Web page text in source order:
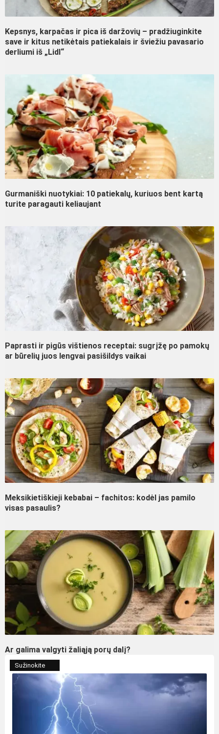
Kepsnys, karpačas ir pica iš daržovių – pradžiuginkite
save ir kitus netikėtais patiekalais ir šviežiu pavasario
derliumi iš „Lidl“
Gurmaniški nuotykiai: 10 patiekalų, kuriuos bent kartą
turite paragauti keliaujant
Paprasti ir pigūs vištienos receptai: sugrįžę po pamokų
ar būrelių juos lengvai pasišildys vaikai
Meksikietiškieji kebabai – fachitos: kodėl jas pamilo
visas pasaulis?
Ar galima valgyti žaliąją porų dalį?
Sužinokite